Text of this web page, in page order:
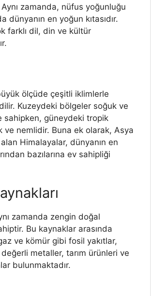
zamanda, nüfus yoğunluğu
dünyanın en yoğun kıtasıdır.
farklı dil, din ve kültür
ölçüde çeşitli iklimlerle
Kuzeydeki bölgeler soğuk ve
sahipken, güneydeki tropik
ve nemlidir. Buna ek olarak, Asya
alan Himalayalar, dünyanın en
bazılarına ev sahipliği
zamanda zengin doğal
Bu kaynaklar arasında
ve kömür gibi fosil yakıtlar,
metaller, tarım ürünleri ve
bulunmaktadır.